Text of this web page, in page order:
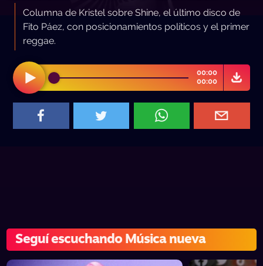
Columna de Kristel sobre Shine, el último disco de
Fito Páez, con posicionamientos políticos y el primer
reggae.
00:00
00:00
Seguí escuchando Música nueva